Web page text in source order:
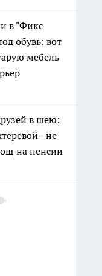
в "Фикс
обувь: вот
мебель
в шею:
- не
на пенсии
как